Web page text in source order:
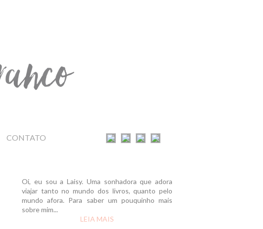
CONTATO
Oi, eu sou a Laisy. Uma sonhadora que adora
viajar tanto no mundo dos livros, quanto pelo
mundo afora. Para saber um pouquinho mais
sobre mim...
LEIA MAIS